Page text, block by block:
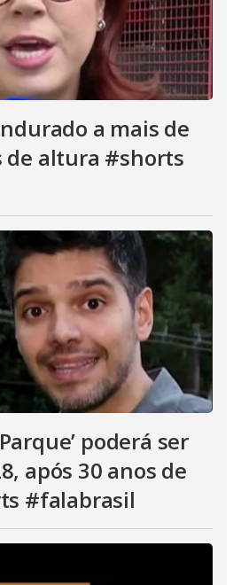
a mais de
altura #shorts
poderá ser
após 30 anos de
#falabrasil